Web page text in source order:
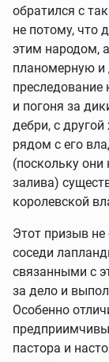
обратился с
не потому, что
этим народом,
планомерную и
преследование
и погоня за
дебри, с
рядом с его
(поскольку они
залива)
королевской
Этот призыв не
соседи
связанными с
за дело и
Особенно
пастора и